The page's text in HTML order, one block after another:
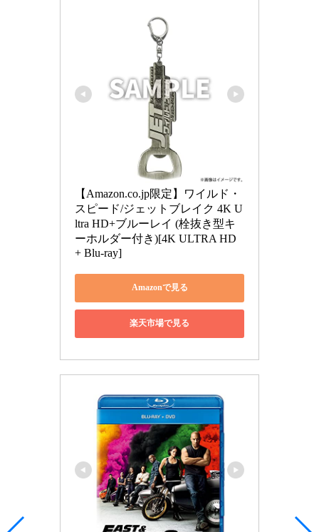
【Amazon.co.jp限定】ワイルド・
スピード/ジェットブレイク 4K U
ltra HD+ブルーレイ (栓抜き型キ
ーホルダー付き)[4K ULTRA HD
+ Blu-ray]
Amazonで見る
楽天市場で見る